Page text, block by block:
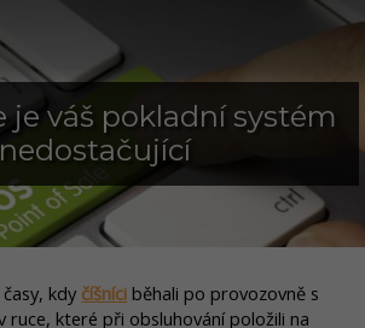
je váš pokladní systém
nedostačující
kdy číšníci běhali po provozovně s
ruce, které při obsluhování položili na